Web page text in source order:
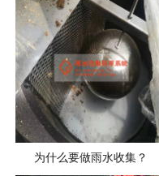
为什么要做雨水收集？